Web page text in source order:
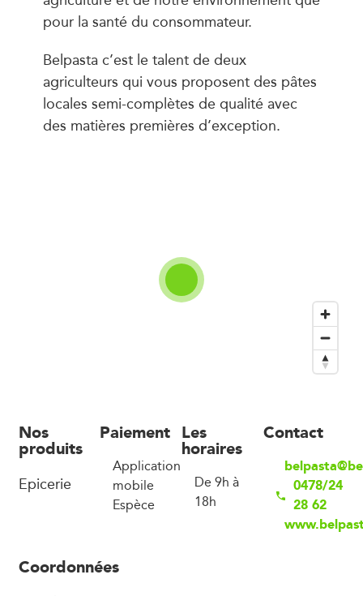
pour la santé du consommateur.
Belpasta c’est le talent de deux
agriculteurs qui vous proposent des pâtes
locales semi-complètes de qualité avec
des matières premières d’exception.
Nos
produits
Epicerie
Paiement
Application
mobile
Espèce
Les
horaires
De 9h à
18h
Contact
0478/24
28 62
Coordonnées